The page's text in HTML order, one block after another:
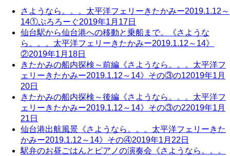
さようなら。。。太平洋フェリーきたかみー2019.1.12～
14①ぷろろーぐ2019年1月17日
仙台駅から仙台港への移動と乗船まで。《さような
ら。。。太平洋フェリーきたかみー2019.1.12～14》
②2019年1月18日
きたかみの船内探検～前編《さようなら。。。太平洋フ
ェリーきたかみー2019.1.12～14》その③の12019年1月
20日
きたかみの船内探検～後編《さようなら。。。太平洋フ
ェリーきたかみー2019.1.12～14》その③の22019年1月
21日
仙台港出航風景《さようなら。。。太平洋フェリーきた
かみー2019.1.12～14》その④2019年1月22日
駅弁のお昼ごはんとピアノの演奏会《さようなら。。。